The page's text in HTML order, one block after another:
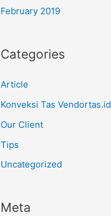
February 2019
Categories
Article
Konveksi Tas Vendortas.id
Our Client
Tips
Uncategorized
Meta